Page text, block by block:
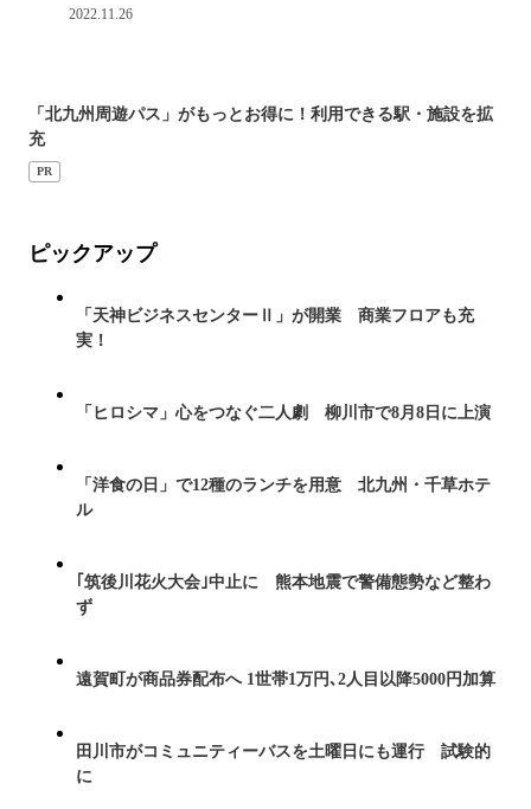
2022.11.26
「北九州周遊パス」がもっとお得に！利用できる駅・施設を拡
充
PR
ピックアップ
「天神ビジネスセンターⅡ」が開業 商業フロアも充
実！
「ヒロシマ」心をつなぐ二人劇 柳川市で8月8日に上演
「洋食の日」で12種のランチを用意 北九州・千草ホテ
ル
｢筑後川花火大会｣中止に 熊本地震で警備態勢など整わ
ず
遠賀町が商品券配布へ 1世帯1万円､2人目以降5000円加算
田川市がコミュニティーバスを土曜日にも運行 試験的
に